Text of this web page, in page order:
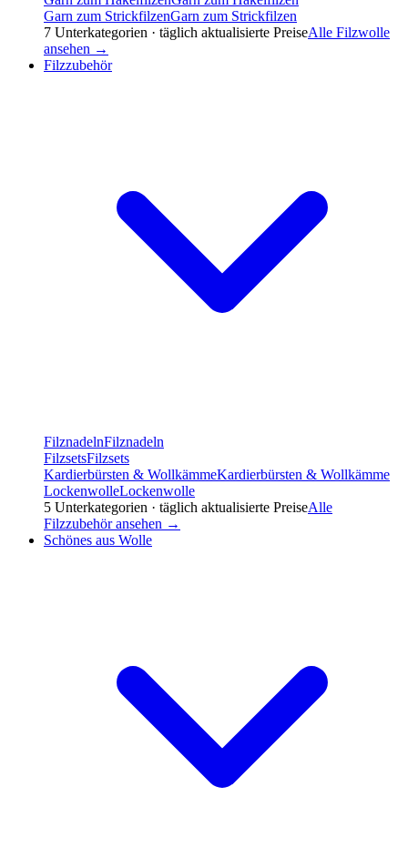
Garn zum StrickfilzenGarn zum Strickfilzen
7 Unterkategorien · täglich aktualisierte PreiseAlle Filzwolle
ansehen →
Filzzubehör
FilznadelnFilznadeln
FilzsetsFilzsets
Kardierbürsten & WollkämmeKardierbürsten & Wollkämme
LockenwolleLockenwolle
5 Unterkategorien · täglich aktualisierte PreiseAlle
Filzzubehöransehen →
Schönes aus Wolle